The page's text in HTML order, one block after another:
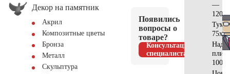
Декор на памятник
Акрил
Композитные цветы
Бронза
Металл
Скульптура
Появились
вопросы о
товаре?
Консультация
специалиста
—